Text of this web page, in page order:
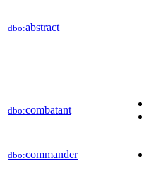
dbo:abstract
dbo:combatant
dbo:commander